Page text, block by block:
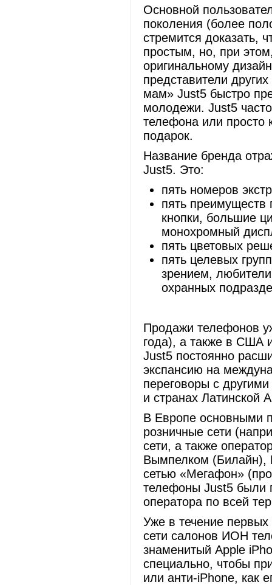
Основной
поколения (более
стремится доказать,
простым, но, при
оригинальному
представители
мам» Just5 быстро
молодежи. Just5
телефона или просто
подарок.
Название бренда
Just5. Это:
пять номеров
пять
кнопки, большие
монохромный
пять цветовых
пять целевых
зрением,
охранных
Продажи телефонов
года), а также в США
Just5 постоянно
экспансию на
переговоры с
и странах Латинской
В Европе основными
розничные сети
сети, а также
Вымпелком (Билайн),
сетью «Мегафон»
телефоны Just5 были
оператора по всей
Уже в течение
сети салонов ИОН
знаменитый Apple
специально, чтобы
или анти-iPhone, как